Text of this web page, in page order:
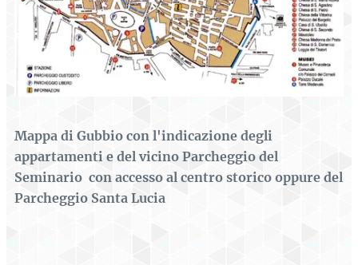
Mappa di Gubbio con l'indicazione degli
appartamenti e del vicino Parcheggio del
Seminario con accesso al centro storico oppure del
Parcheggio Santa Lucia